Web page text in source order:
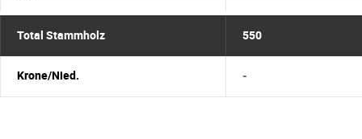
Total Stammholz 550
Krone/Nied. -